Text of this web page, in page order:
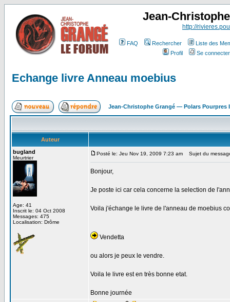
Jean-
http://
FAQ Rechercher
Liste des
Profil
Se
Echange livre Anneau moebius
Jean-Christophe Grangé — Polars Pourpres
Auteur
bugland
Meurtrier
Age: 41
Inscrit le: 04 Oct 2008
Messages: 475
Localisation: Drôme
Posté le: Jeu Nov 19, 2009 7:23 am Sujet du
Bonjour,
Je poste ici car cela concerne la selection de
Voila j'échange le livre de l'anneau de moebius
Vendetta
ou alors je peux le vendre.
Voila le livre est en très bonne etat.
Bonne journée